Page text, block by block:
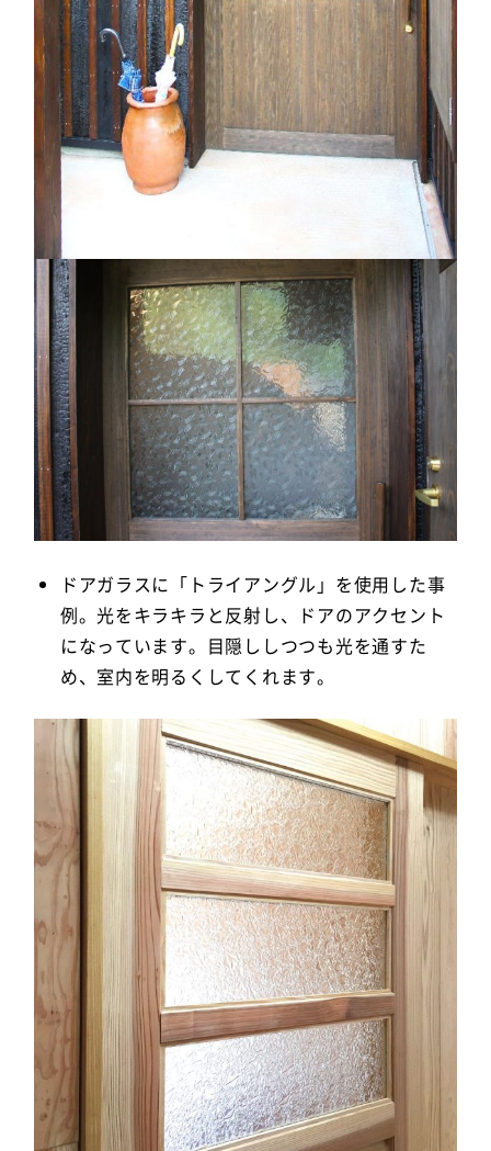
ドアガラスに「トライアングル」を使用した事
例。光をキラキラと反射し、ドアのアクセント
になっています。目隠ししつつも光を通すた
め、室内を明るくしてくれます。